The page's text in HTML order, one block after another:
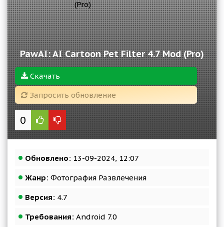
PawAI: AI Cartoon Pet Filter 4.7 Mod (Pro)
Скачать
Запросить обновление
0
Обновлено: 13-09-2024, 12:07
Жанр: Фотография Развлечения
Версия: 4.7
Требования: Android 7.0